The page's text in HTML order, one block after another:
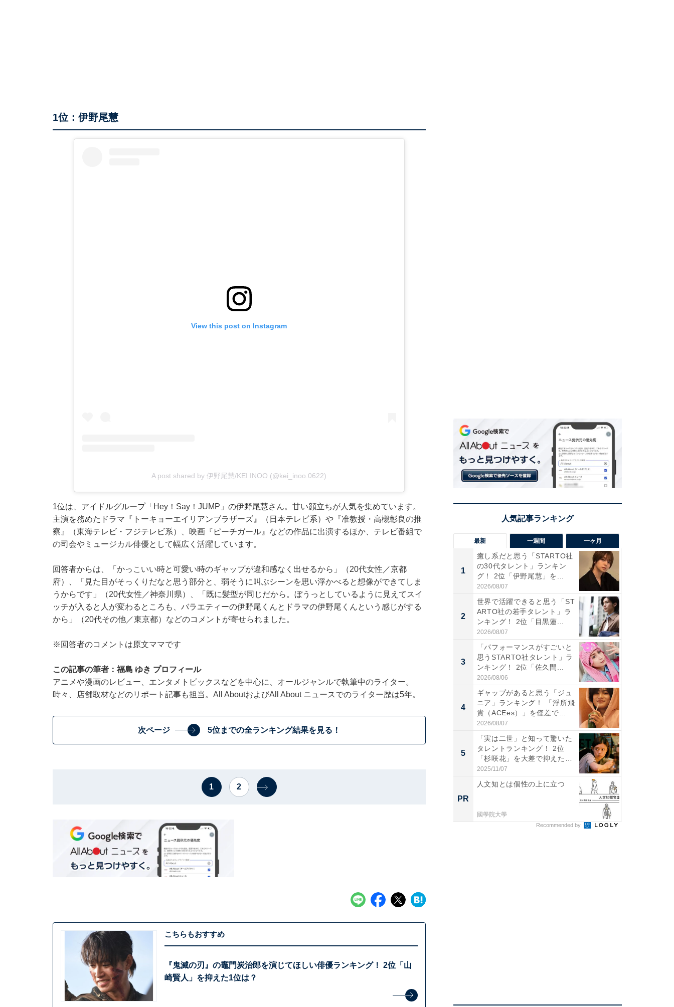
1位：伊野尾慧
View this post on Instagram
A post shared by 伊野尾慧/KEI INOO (@kei_inoo.0622)
1位は、アイドルグループ「Hey！Say！JUMP」の伊野尾慧さん。甘い顔立ちが人気を集めています。
主演を務めたドラマ『トーキョーエイリアンブラザーズ』（日本テレビ系）や『准教授・高槻彰良の推
察』（東海テレビ・フジテレビ系）、映画『ピーチガール』などの作品に出演するほか、テレビ番組で
の司会やミュージカル俳優として幅広く活躍しています。
回答者からは、「かっこいい時と可愛い時のギャップが違和感なく出せるから」（20代女性／京都
府）、「見た目がそっくりだなと思う部分と、弱そうに叫ぶシーンを思い浮かべると想像ができてしま
うからです」（20代女性／神奈川県）、「既に髪型が同じだから。ぼうっとしているように見えてスイ
ッチが入ると人が変わるところも、バラエティーの伊野尾くんとドラマの伊野尾くんという感じがする
から」（20代その他／東京都）などのコメントが寄せられました。
※回答者のコメントは原文ママです
この記事の筆者：福島 ゆき プロフィール
アニメや漫画のレビュー、エンタメトピックスなどを中心に、オールジャンルで執筆中のライター。
時々、店舗取材などのリポート記事も担当。All AboutおよびAll About ニュースでのライター歴は5年。
次ページ 5位までの全ランキング結果を見る！
1 2
こちらもおすすめ
『鬼滅の刃』の竈門炭治郎を演じてほしい俳優ランキング！ 2位「山
崎賢人」を抑えた1位は？
最新 一週間 一ヶ月
1
癒し系だと思う「STARTO社
の30代タレント」ランキン
グ！ 2位「伊野尾慧」を...
2026/08/07
2
世界で活躍できると思う「ST
ARTO社の若手タレント」ラ
ンキング！ 2位「目黒蓮...
2026/08/07
3
「パフォーマンスがすごいと
思うSTARTO社タレント」ラ
ンキング！ 2位「佐久間...
2026/08/06
4
ギャップがあると思う「ジュ
ニア」ランキング！ 「浮所飛
貴（ACEes）」を僅差で...
2026/08/07
5
「実は二世」と知って驚いた
タレントランキング！ 2位
「杉咲花」を大差で抑えた1
位...
2025/11/07
PR
人文知とは個性の上に立つ
國學院大學
Recommended by